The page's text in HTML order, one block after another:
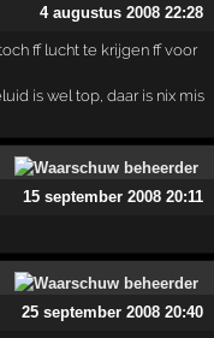
4 augustus 2008 22:28
ff lucht te krijgen ff voor
is wel top, daar is nix mis
15 september 2008 20:11
25 september 2008 20:40